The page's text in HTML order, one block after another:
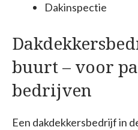
Dakinspectie
buurt – voor
bedrijven
Een dakdekkersbedrijf in